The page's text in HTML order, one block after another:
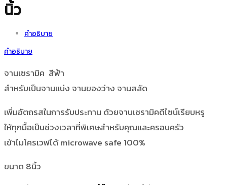
นิ้ว
คำอธิบาย
คำอธิบาย
จานเซรามิค สีฟ้า
สำหรับเป็นจานแบ่ง จานของว่าง จานสลัด
เพิ่มอัตถรสในการรับประทาน ด้วยจานเซรามิคดีไซน์เรียบหรู
ให้ทุกมื้อเป็นช่วงเวลาที่พิเศษสำหรับคุณและครอบครัว
เข้าไมโครเวฟได้ microwave safe 100%
ขนาด 8นิ้ว